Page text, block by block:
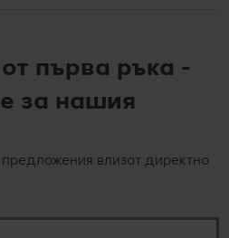
първа ръка -
за нашия
влизат директно